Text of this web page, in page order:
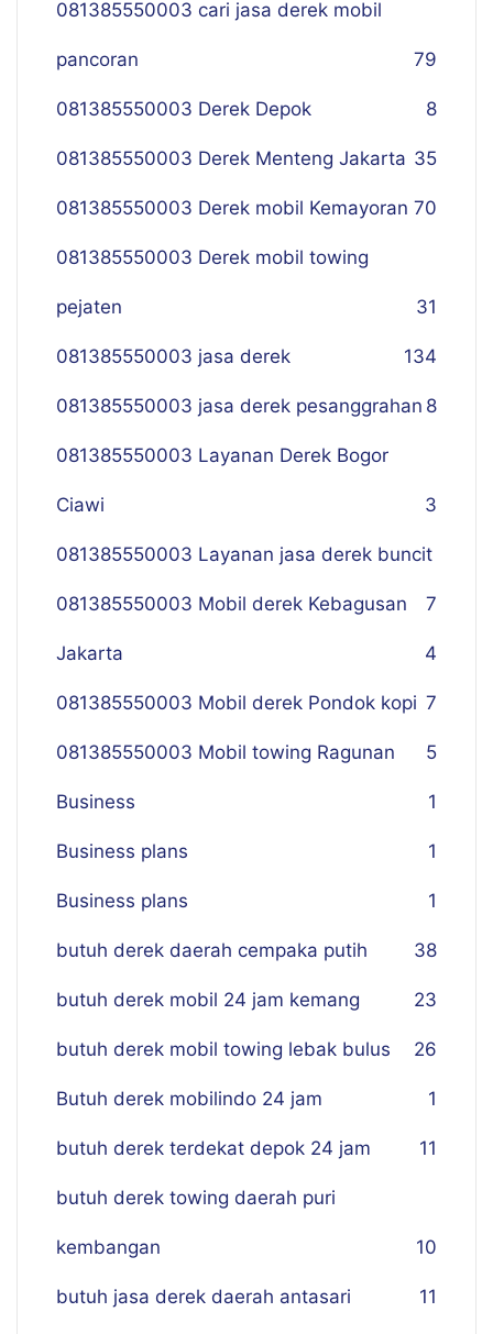
081385550003 cari jasa derek mobil
pancoran 79
081385550003 Derek Depok 8
081385550003 Derek Menteng Jakarta 35
081385550003 Derek mobil Kemayoran 70
081385550003 Derek mobil towing
pejaten 31
081385550003 jasa derek 134
081385550003 jasa derek pesanggrahan 8
081385550003 Layanan Derek Bogor
Ciawi 3
081385550003 Layanan jasa derek buncit
7
081385550003 Mobil derek Kebagusan
Jakarta 4
081385550003 Mobil derek Pondok kopi 7
081385550003 Mobil towing Ragunan 5
Business 1
Business plans 1
Business plans 1
butuh derek daerah cempaka putih 38
butuh derek mobil 24 jam kemang 23
butuh derek mobil towing lebak bulus 26
Butuh derek mobilindo 24 jam 1
butuh derek terdekat depok 24 jam 11
butuh derek towing daerah puri
kembangan 10
butuh jasa derek daerah antasari 11